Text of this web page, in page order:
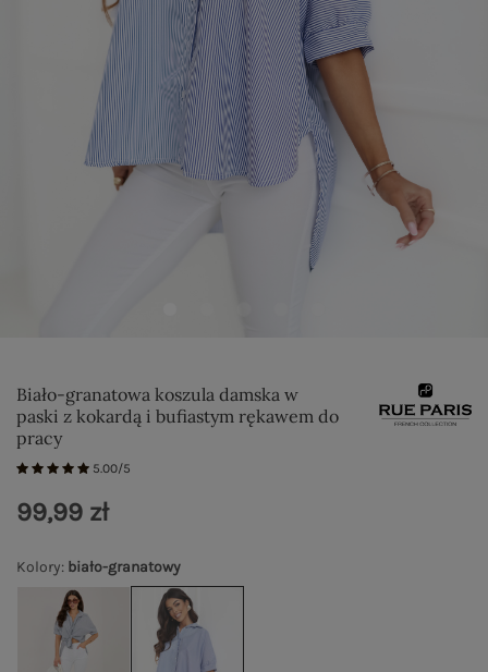
Biało-granatowa koszula damska w
paski z kokardą i bufiastym rękawem do
pracy
5.00/5
Kolory: biało-granatowy
99,99 zł